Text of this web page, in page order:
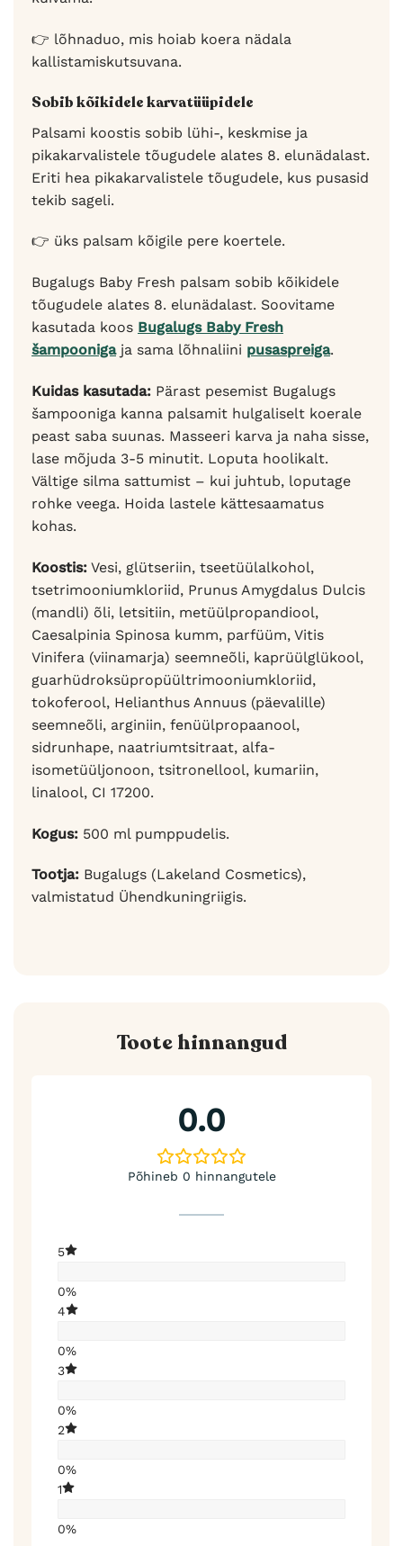
👉 lõhnaduo, mis hoiab koera nädala
kallistamiskutsuvana.
Sobib kõikidele karvatüüpidele
Palsami koostis sobib lühi-, keskmise ja
pikakarvalistele tõugudele alates 8. elunädalast.
Eriti hea pikakarvalistele tõugudele, kus pusasid
tekib sageli.
👉 üks palsam kõigile pere koertele.
Bugalugs Baby Fresh palsam sobib kõikidele
tõugudele alates 8. elunädalast. Soovitame
kasutada koos Bugalugs Baby Fresh
šampoonigaja sama lõhnaliini pusaspreiga.
Kuidas kasutada: Pärast pesemist Bugalugs
šampooniga kanna palsamit hulgaliselt koerale
peast saba suunas. Masseeri karva ja naha sisse,
lase mõjuda 3-5 minutit. Loputa hoolikalt.
Vältige silma sattumist – kui juhtub, loputage
rohke veega. Hoida lastele kättesaamatus
kohas.
Koostis: Vesi, glütseriin, tseetüülalkohol,
tsetrimooniumkloriid, Prunus Amygdalus Dulcis
(mandli) õli, letsitiin, metüülpropandiool,
Caesalpinia Spinosa kumm, parfüüm, Vitis
Vinifera (viinamarja) seemneõli, kaprüülglükool,
guarhüdroksüpropüültrimooniumkloriid,
tokoferool, Helianthus Annuus (päevalille)
seemneõli, arginiin, fenüülpropaanool,
sidrunhape, naatriumtsitraat, alfa-
isometüüljonoon, tsitronellool, kumariin,
linalool, CI 17200.
Kogus: 500 ml pumppudelis.
Tootja: Bugalugs (Lakeland Cosmetics),
valmistatud Ühendkuningriigis.
Toote hinnangud
0.0
Põhineb 0 hinnangutele
5
0%
4
0%
3
0%
2
0%
1
0%